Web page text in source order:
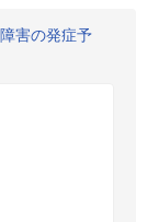
害の発症予